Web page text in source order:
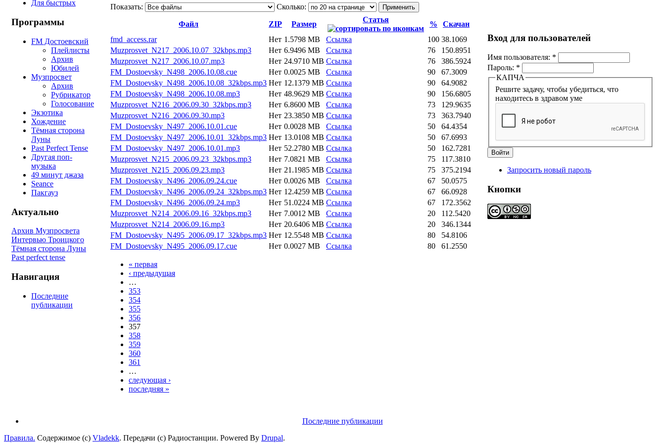
Для быстрых
Программы
FM Достоевский
Плейлисты
Архив
Юбилей
Музпросвет
Архив
Рубрикатор
Голосование
Экзотика
Хождение
Тёмная сторона
Луны
Past Perfect Tense
Другая поп-
музыка
49 минут джаза
Seance
Пакгауз
Актуально
Архив Музпросвета
Интервью Троицкого
Тёмная сторона Луны
Past perfect tense
Навигация
Последние
публикации
Показать: Сколько:
Файл ZIP Размер
Статья
%
Скачан
fmd_access.rar
Нет 1.5798 MB Ссылка 100 38.1069
Muzprosvet_N217_2006.10.07_32kbps.mp3
Нет 6.9496 MB Ссылка 76
150.8951
Muzprosvet_N217_2006.10.07.mp3
Нет 24.9710 MB Ссылка 76
386.5924
FM_Dostoevsky_N498_2006.10.08.cue
Нет 0.0025 MB Ссылка 90
67.3009
FM_Dostoevsky_N498_2006.10.08_32kbps.mp3 Нет 12.1379 MB Ссылка 90
64.9082
FM_Dostoevsky_N498_2006.10.08.mp3
Нет 48.9629 MB Ссылка 90
156.6805
Muzprosvet_N216_2006.09.30_32kbps.mp3
Нет 6.8600 MB Ссылка 73
129.9635
Muzprosvet_N216_2006.09.30.mp3
Нет 23.3850 MB Ссылка 73
363.7940
FM_Dostoevsky_N497_2006.10.01.cue
Нет 0.0028 MB Ссылка 50
64.4354
FM_Dostoevsky_N497_2006.10.01_32kbps.mp3 Нет 13.0108 MB Ссылка 50
67.6993
FM_Dostoevsky_N497_2006.10.01.mp3
Нет 52.2780 MB Ссылка 50
162.7281
Muzprosvet_N215_2006.09.23_32kbps.mp3
Нет 7.0821 MB Ссылка 75
117.3810
Muzprosvet_N215_2006.09.23.mp3
Нет 21.1985 MB Ссылка 75
375.2194
FM_Dostoevsky_N496_2006.09.24.cue
Нет 0.0026 MB Ссылка 67
50.0575
FM_Dostoevsky_N496_2006.09.24_32kbps.mp3 Нет 12.4259 MB Ссылка 67
66.0928
FM_Dostoevsky_N496_2006.09.24.mp3
Нет 51.0224 MB Ссылка 67
172.3562
Muzprosvet_N214_2006.09.16_32kbps.mp3
Нет 7.0012 MB Ссылка 20
112.5420
Muzprosvet_N214_2006.09.16.mp3
Нет 20.6406 MB Ссылка 20
346.1344
FM_Dostoevsky_N495_2006.09.17_32kbps.mp3 Нет 12.5548 MB Ссылка 80
54.8106
FM_Dostoevsky_N495_2006.09.17.cue
Нет 0.0027 MB Ссылка 80 61.2550
« первая
‹ предыдущая
…
353
354
355
356
357
358
359
360
361
…
следующая ›
последняя »
Вход для пользователей
Имя пользователя: *
Пароль: *
КАПЧА
Решите задачу, чтобы убедиться, что
находитесь в здравом уме
Запросить новый пароль
Кнопки
Последние публикации
Правила. Содержимое (с) Vladekk. Передачи (с) Радиостанции. Powered By Drupal.